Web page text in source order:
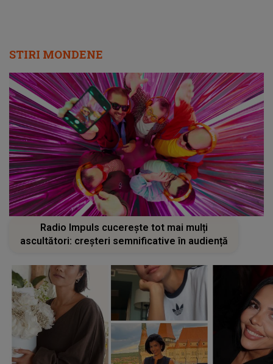
STIRI MONDENE
Radio Impuls cucerește tot mai mulți
ascultători: creșteri semnificative în audiență